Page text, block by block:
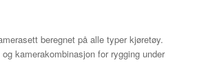
beregnet på alle typer kjøretøy.
kamerakombinasjon for rygging under